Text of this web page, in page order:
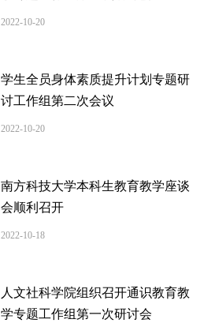
2022-10-20
学生全员身体素质提升计划专题研
讨工作组第二次会议
2022-10-20
南方科技大学本科生教育教学座谈
会顺利召开
2022-10-18
人文社科学院组织召开通识教育教
学专题工作组第一次研讨会